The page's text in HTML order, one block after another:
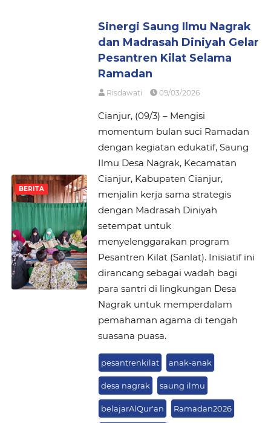
BERITA
Sinergi Saung Ilmu Nagrak
dan Madrasah Diniyah Gelar
Pesantren Kilat Selama
Ramadan
Risdawati 09/03/2026
Cianjur, (09/3) – Mengisi
momentum bulan suci Ramadan
dengan kegiatan edukatif, Saung
Ilmu Desa Nagrak, Kecamatan
Cianjur, Kabupaten Cianjur,
menjalin kerja sama strategis
dengan Madrasah Diniyah
setempat untuk
menyelenggarakan program
Pesantren Kilat (Sanlat). Inisiatif ini
dirancang sebagai wadah bagi
para santri di lingkungan Desa
Nagrak untuk memperdalam
pemahaman agama di tengah
suasana puasa.
pesantrenkilat anak-anak
desa nagrak saung ilmu
belajarAlQur'an Ramadan2026